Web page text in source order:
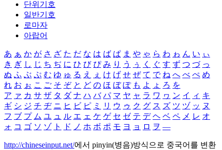
단위기호
일반기호
로마자
아랍어
あ ぁ か が さ ざ た だ な は ば ぱ ま や ゃ ら わ ゎ ん い ぃ
き ぎ し じ ち ぢ に ひ び ぴ み り う ぅ く ぐ す ず つ づ っ
ぬ ふ ぶ ぷ む ゆ ゅ る え ぇ け げ せ ぜ て で ね へ べ ぺ め
れ お ぉ こ ご そ ぞ と ど の ほ ぼ ぽ も よ ょ ろ を
ア ァ カ サ ザ タ ダ ナ ハ バ パ マ ヤ ャ ラ ワ ヮ ン イ ィ キ
ギ シ ジ チ ヂ ニ ヒ ビ ピ ミ リ ウ ゥ ク グ ス ズ ツ ヅ ッ ヌ
フ ブ プ ム ユ ュ ル エ ェ ケ ゲ セ ゼ テ デ ヘ ベ ペ メ レ オ
ォ コ ゴ ソ ゾ ト ド ノ ホ ボ ポ モ ヨ ョ ロ ヲ ―
http://chineseinput.net/에서 pinyin(병음)방식으로 중국어를 변환